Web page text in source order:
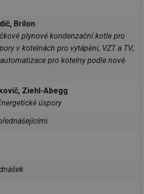
Brilon
plynové kondenzační kotle pro
v kotelnách pro vytápění, VZT a TV;
pro kotelny podle nové
Ziehl-Abegg
úspory